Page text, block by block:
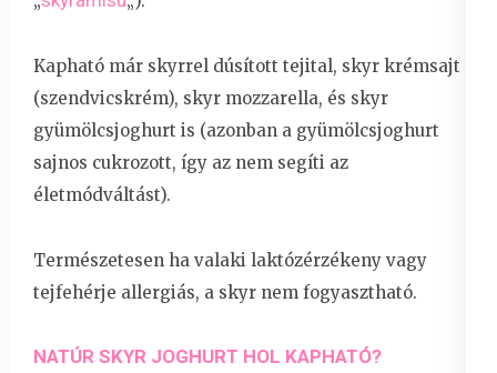
Kapható már skyrrel dúsított tejital, skyr krémsajt
(szendvicskrém), skyr mozzarella, és skyr
gyümölcsjoghurt is (azonban a gyümölcsjoghurt
sajnos cukrozott, így az nem segíti az
életmódváltást).
Természetesen ha valaki laktózérzékeny vagy
tejfehérje allergiás, a skyr nem fogyasztható.
NATÚR SKYR JOGHURT HOL KAPHATÓ?